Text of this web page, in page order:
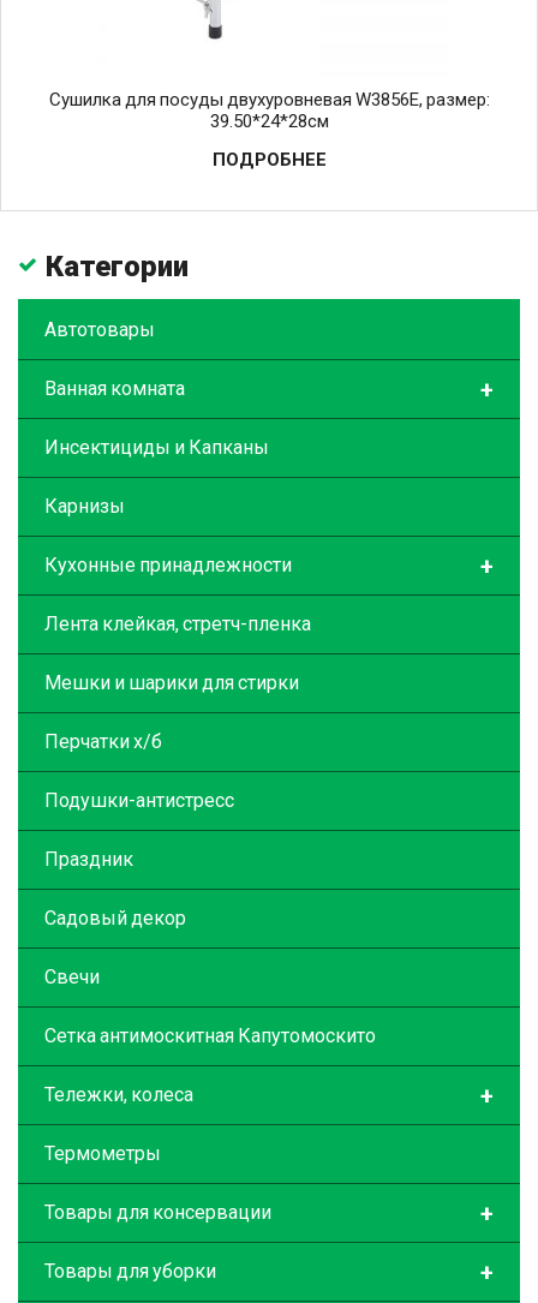
Cушилка для посуды двухуровневая W3856E, размер:
39.50*24*28см
ПОДРОБНЕЕ
Категории
Автотовары
+
Ванная комната
Инсектициды и Капканы
Карнизы
+
Кухонные принадлежности
Лента клейкая, стретч-пленка
Мешки и шарики для стирки
Перчатки х/б
Подушки-антистресс
Праздник
Садовый декор
Свечи
Сетка антимоскитная Капутомоскито
+
Тележки, колеса
Термометры
+
Товары для консервации
+
Товары для уборки